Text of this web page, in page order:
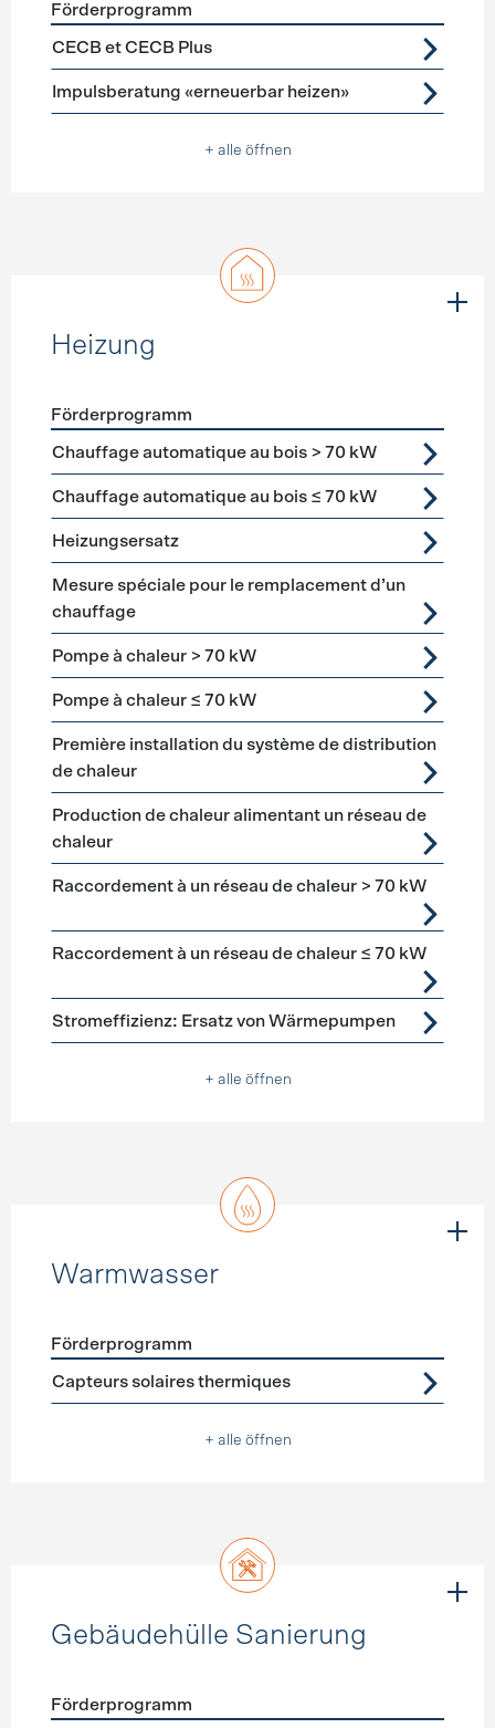
Förderprogramme
Förderprogramm
CECB et CECB Plus
Impulsberatung «erneuerbar heizen»
+ alle öffnen
Heizung
Förderprogramme Heizung
Förderprogramm
Chauffage automatique au bois > 70 kW
Chauffage automatique au bois ≤ 70 kW
Heizungsersatz
Mesure spéciale pour le remplacement d’un
chauffage
Pompe à chaleur > 70 kW
Pompe à chaleur ≤ 70 kW
Première installation du système de distribution
de chaleur
Production de chaleur alimentant un réseau de
chaleur
Raccordement à un réseau de chaleur > 70 kW
Raccordement à un réseau de chaleur ≤ 70 kW
Stromeffizienz: Ersatz von Wärmepumpen
+ alle öffnen
Warmwasser
Förderprogramme Warmwasser
Förderprogramm
Capteurs solaires thermiques
+ alle öffnen
Gebäudehülle Sanierung
Förderprogramm